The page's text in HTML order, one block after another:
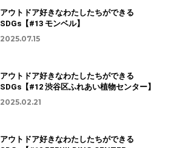
アウトドア好きなわたしたちができる
SDGs【#13 モンベル】
2025.07.15
アウトドア好きなわたしたちができる
SDGs【#12 渋谷区ふれあい植物センター】
2025.02.21
アウトドア好きなわたしたちができる